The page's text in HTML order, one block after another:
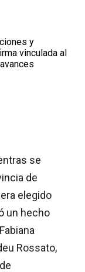
y
vinculada al
se
de
elegido
un hecho
Rossato,